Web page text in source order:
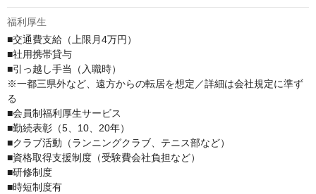
福利厚生
■交通費支給（上限月4万円）
■社用携帯貸与
■引っ越し手当（入職時）
※一都三県外など、遠方からの転居を想定／詳細は会社規定に準ず
る
■会員制福利厚⽣サービス
■勤続表彰（5、10、20年）
■クラブ活動（ランニングクラブ、テニス部など）
■資格取得⽀援制度（受験費会社負担など）
■研修制度
■時短制度有